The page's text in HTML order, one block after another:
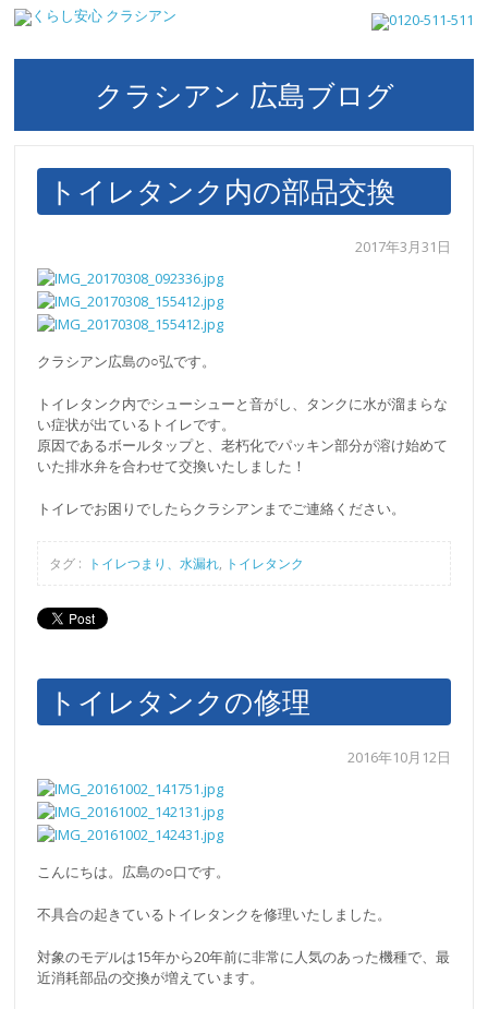
クラシアン 広島ブログ
トイレタンク内の部品交換
2017年3月31日
クラシアン広島の○弘です。
トイレタンク内でシューシューと音がし、タンクに水が溜まらな
い症状が出ているトイレです。
原因であるボールタップと、老朽化でパッキン部分が溶け始めて
いた排水弁を合わせて交換いたしました！
トイレでお困りでしたらクラシアンまでご連絡ください。
タグ : トイレつまり、水漏れ, トイレタンク
トイレタンクの修理
2016年10月12日
こんにちは。広島の○口です。
不具合の起きているトイレタンクを修理いたしました。
対象のモデルは15年から20年前に非常に人気のあった機種で、最
近消耗部品の交換が増えています。